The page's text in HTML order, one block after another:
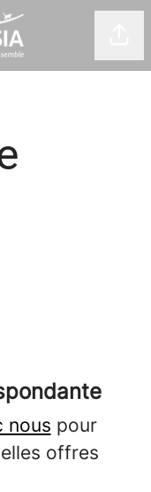
nous pour
offres